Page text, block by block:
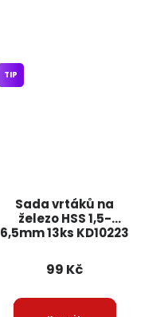
Sada vrtáků na
železo HSS 1,5-
6,5mm 13ks KD10223
TIP
99 Kč